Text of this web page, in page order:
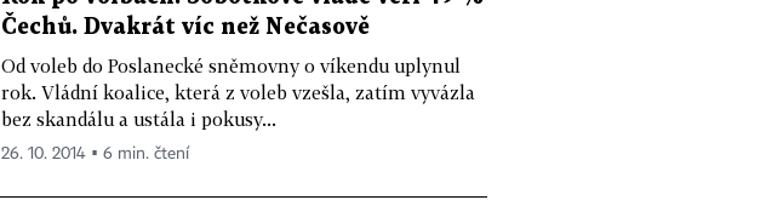
Čechů. Dvakrát víc než Nečasově
Od voleb do Poslanecké sněmovny o víkendu uplynul
rok. Vládní koalice, která z voleb vzešla, zatím vyvázla
bez skandálu a ustála i pokusy...
26. 10. 2014 ▪ 6 min. čtení